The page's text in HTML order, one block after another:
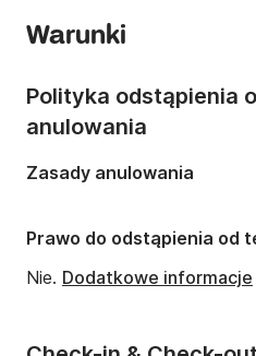
Liczba koi:6
Zanurzenie:0m
Warunki
Polityka odstąpienia
anulowania
Zasady anulowania
Prawo do odstąpienia od
Nie. Dodatkowe informacje